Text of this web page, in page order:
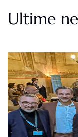
Ultime